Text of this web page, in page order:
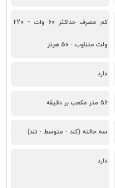
کم مصرف حداکثر 60 وات - 220
ولت متناوب - 50 هرتز
دارد
56 متر مکعب بر دقيقه
سه حالته (کند - متوسط - تند)
دارد